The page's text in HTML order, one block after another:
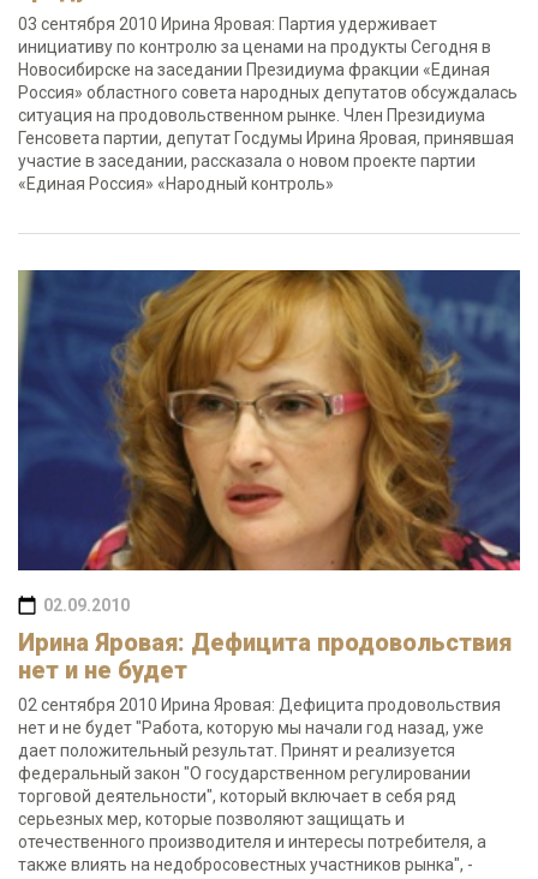
03 сентября 2010 Ирина Яровая: Партия удерживает
инициативу по контролю за ценами на продукты Сегодня в
Новосибирске на заседании Президиума фракции «Единая
Россия» областного совета народных депутатов обсуждалась
ситуация на продовольственном рынке. Член Президиума
Генсовета партии, депутат Госдумы Ирина Яровая, принявшая
участие в заседании, рассказала о новом проекте партии
«Единая Россия» «Народный контроль»
02.09.2010
Ирина Яровая: Дефицита продовольствия
нет и не будет
02 сентября 2010 Ирина Яровая: Дефицита продовольствия
нет и не будет "Работа, которую мы начали год назад, уже
дает положительный результат. Принят и реализуется
федеральный закон "О государственном регулировании
торговой деятельности", который включает в себя ряд
серьезных мер, которые позволяют защищать и
отечественного производителя и интересы потребителя, а
также влиять на недобросовестных участников рынка", -